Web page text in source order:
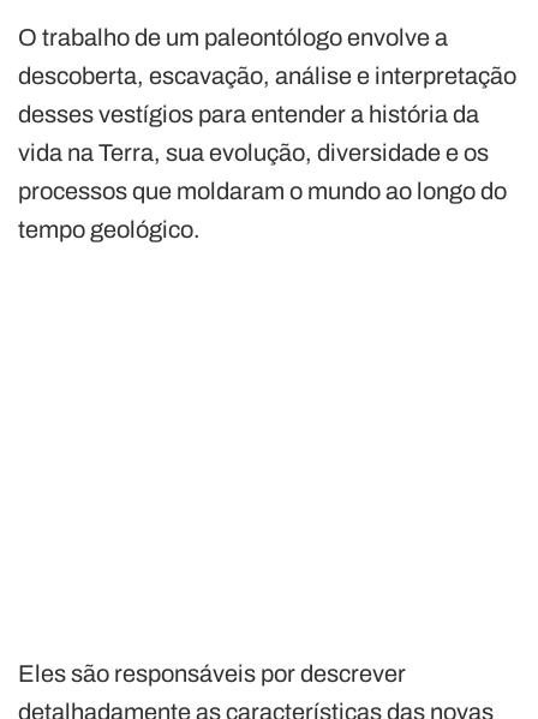
O trabalho de um paleontólogo envolve a
descoberta, escavação, análise e interpretação
desses vestígios para entender a história da
vida na Terra, sua evolução, diversidade e os
processos que moldaram o mundo ao longo do
tempo geológico.
Eles são responsáveis por descrever
detalhadamente as características das novas